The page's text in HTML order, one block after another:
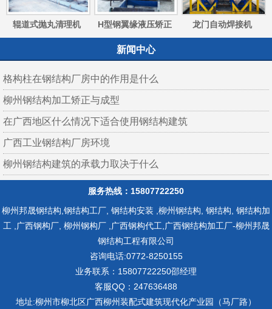
辊道式抛丸清理机
H型钢翼缘液压矫正
龙门自动焊接机
新闻中心
格构柱在钢结构厂房中的作用是什么
柳州钢结构加工矫正与成型
在广西地区什么情况下适合使用钢结构建筑
广西工业钢结构厂房环境
柳州钢结构建筑的承载力取决于什么
服务热线：15807722250
柳州邦晟钢结构,钢结构工厂, 钢结构安装 ,柳州钢结构, 钢结构, 钢结构加
工 ,广西钢构厂, 柳州钢构厂 ,广西钢构代工,广西钢结构加工厂-柳州邦晟
钢结构工程有限公司
咨询电话:0772-8250155
业务联系：15807722250邵经理
客服QQ：247636488
地址:柳州市柳北区广西柳州装配式建筑现代化产业园（马厂路）